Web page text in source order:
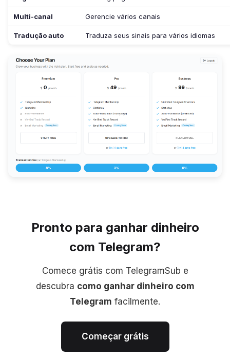
Multi-canal Gerencie vários canais
Tradução auto Traduza seus sinais para vários idiomas
Pronto para ganhar dinheiro
com Telegram?
Comece grátis com TelegramSub e
descubra como ganhar dinheiro com
Telegram facilmente.
Começar grátis